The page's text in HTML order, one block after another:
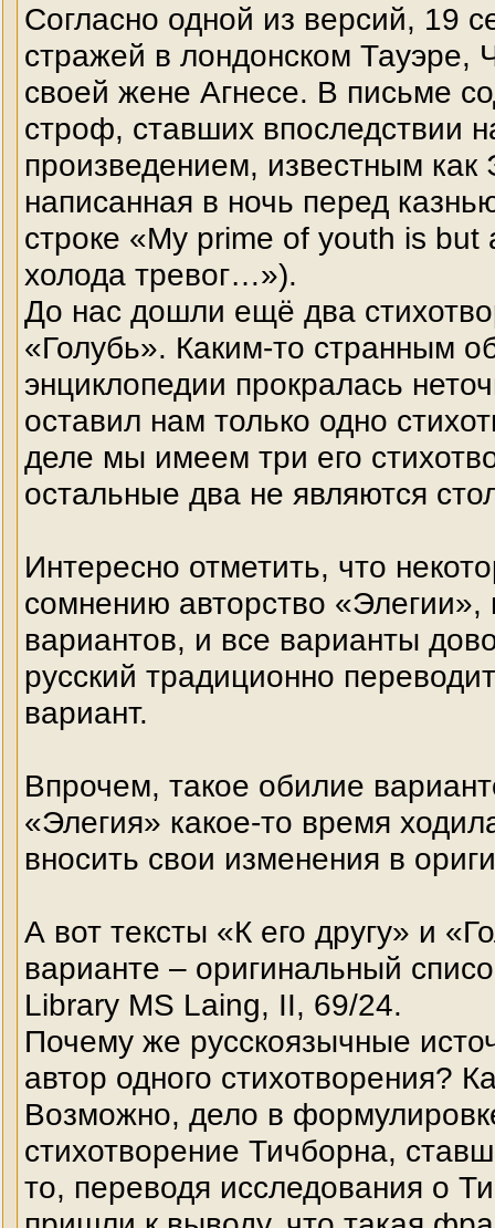
Согласно одной из версий, 19
стражей в лондонском Тауэре,
своей жене Агнесе. В письме
строф, ставших впоследствии
произведением, известным
написанная в ночь перед
строке «My prime of youth is
холода тревог…»).
До нас дошли ещё два
«Голубь». Каким-то странным
энциклопедии прокралась
оставил нам только одно
деле мы имеем три его
остальные два не являются
Интересно отметить, что
сомнению авторство
вариантов, и все варианты
русский традиционно
вариант.
Впрочем, такое обилие
«Элегия» какое-то время
вносить свои изменения в
А вот тексты «К его другу» и
варианте – оригинальный
Library MS Laing, II, 69/24.
Почему же русскоязычные
автор одного стихотворения?
Возможно, дело в
стихотворение Тичборна,
то, переводя исследования о